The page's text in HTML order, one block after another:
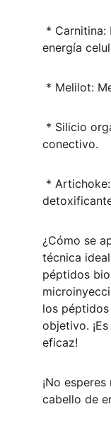
energía
* Melilot:
conectivo.
¿Cómo se
técnica
péptidos
los
objetivo.
eficaz!
¡No
cabello de